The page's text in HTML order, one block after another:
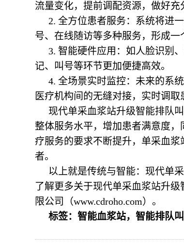
流量变化，提前调配资源，做好充
2. 全方位患者服务：系统将进
号、在线随访等多种服务，形成一
3. 智能硬件应用：如人脸识别
记、叫号等环节更加便捷高效。
4. 全场景实时监控：未来的系
医疗机构间的无缝对接，实时调取
现代单采血浆站升级智能排队
整体服务水平，增加患者满意度
疗服务的要求不断提升，单采血
者。
以上就是传统与智能：现代单
了解更多关于现代单采血浆站升
限公司（www.cdroho.com）。
标签：智能血浆站，智能排队